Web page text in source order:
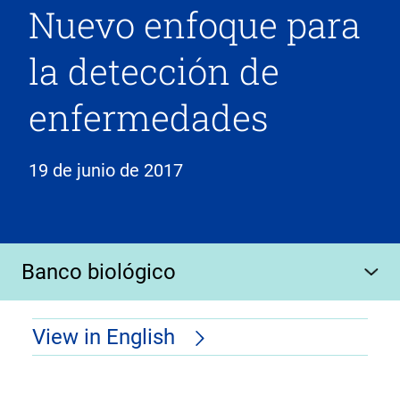
Nuevo enfoque para
la detección de
enfermedades
19 de junio de 2017
Banco biológico
View in English